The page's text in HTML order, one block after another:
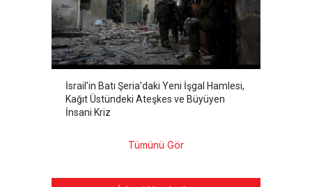
İsrail’in Batı Şeria’daki Yeni İşgal Hamlesi,
Kağıt Üstündeki Ateşkes ve Büyüyen
İnsani Kriz
Tümünü Gör